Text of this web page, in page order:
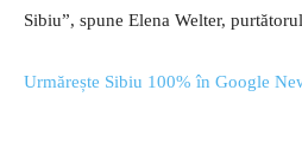
Sibiu”, spune Elena Welter,
Urmărește Sibiu 100% în Google